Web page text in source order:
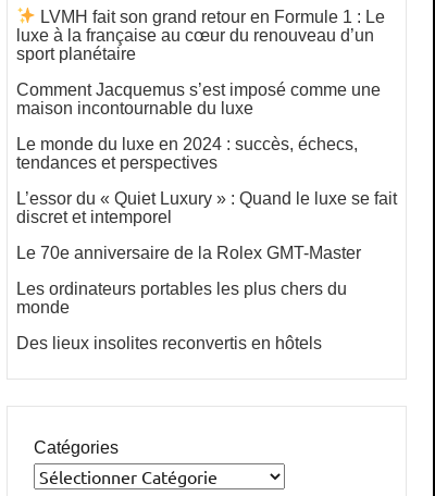
LVMH fait son grand retour en Formule 1 : Le
luxe à la française au cœur du renouveau d’un
sport planétaire
Comment Jacquemus s’est imposé comme une
maison incontournable du luxe
Le monde du luxe en 2024 : succès, échecs,
tendances et perspectives
L’essor du « Quiet Luxury » : Quand le luxe se fait
discret et intemporel
Le 70e anniversaire de la Rolex GMT-Master
Les ordinateurs portables les plus chers du
monde
Des lieux insolites reconvertis en hôtels
Catégories